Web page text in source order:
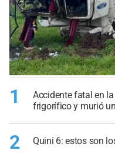
1
Accidente fatal en
frigorífico y murió
2 Quini 6: estos son